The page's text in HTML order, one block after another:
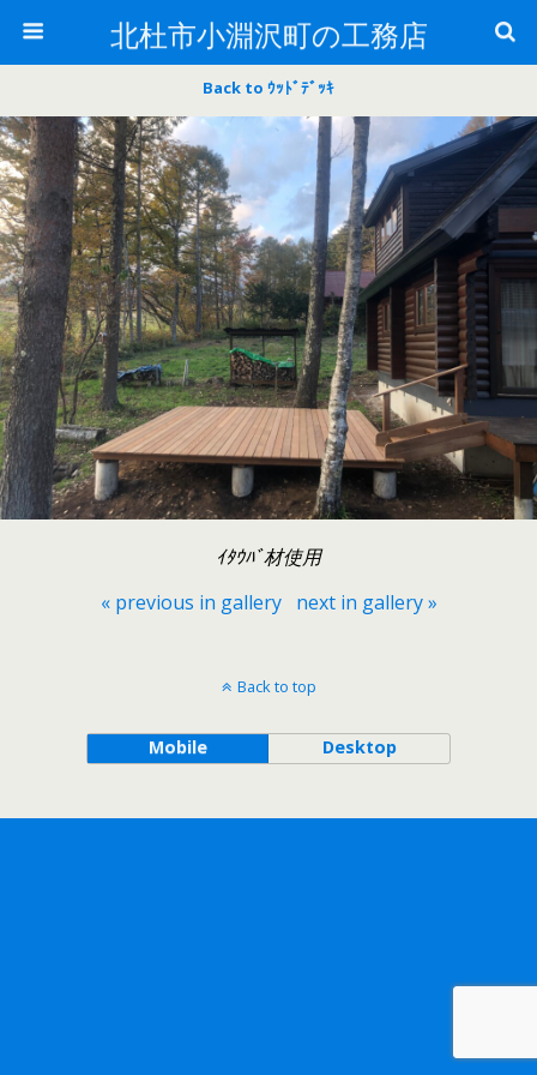
北杜市小淵沢町の工務店
Back to ｳｯﾄﾞﾃﾞｯｷ
ｲﾀｳﾊﾞ材使用
« previous in gallery
next in gallery »
Back to top
Mobile Desktop